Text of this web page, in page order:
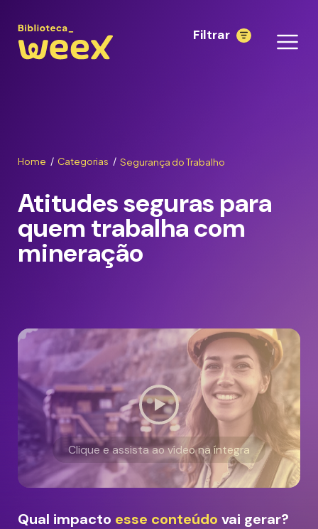
Filtrar
Home / Categorias / Segurança do Trabalho
Atitudes seguras para
quem trabalha com
mineração
Clique e assista ao vídeo na íntegra
Qual impacto esse conteúdo vai gerar?